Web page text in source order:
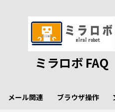
ミラロボ FAQ
メール関連 ブラウザ操作